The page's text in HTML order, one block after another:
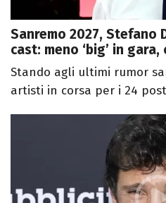
Sanremo 2027, Stefano
cast: meno ‘big’ in gara,
Stando agli ultimi rumor
artisti in corsa per i 24